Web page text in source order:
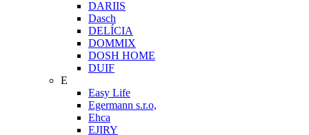
DARIIS
Dasch
DELÍCIA
DOMMIX
DOSH HOME
DUIF
E
Easy Life
Egermann s.r.o,
Ehca
EJIRY